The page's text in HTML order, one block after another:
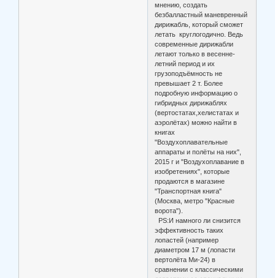
мнению, создать
безбалластный маневренный
дирижабль, который сможет
летать круглогодично. Ведь
современные дирижабли
летают только в весенне-
летний период и их
грузоподъёмность не
превышает 2 т. Более
подробную информацию о
гибридных дирижаблях
(вертостатах,хелистатах и
аэролётах) можно найти в
книгах
"Воздухоплавательные
аппараты и полёты на них",
2015 г и "Воздухоплавание в
изобретениях", которые
продаются в магазине
"Транспортная книга"
(Москва, метро "Красные
ворота").
PS:И намного ли снизится
эффективность таких
лопастей (например
диаметром 17 м (лопасти
вертолёта Ми-24) в
сравнении с классическими